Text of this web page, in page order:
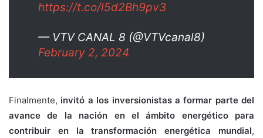
https://t.co/l5d2Bh9pv3
— VTV CANAL 8 (@VTVcanal8)
February 2, 2024
Finalmente, invitó a los inversionistas a formar parte del
avance de la nación en el ámbito energético para
contribuir en la transformación energética mundial,